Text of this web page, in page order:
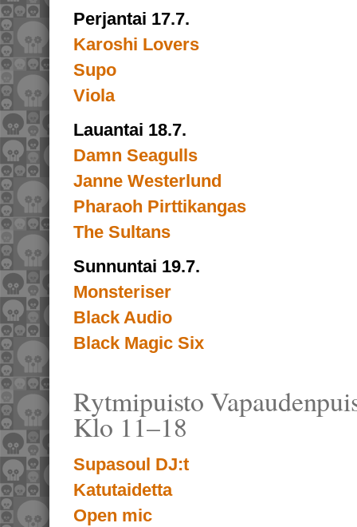
Perjantai 17.7.
Karoshi Lovers
Supo
Viola
Lauantai 18.7.
Damn Seagulls
Janne Westerlund
Pharaoh Pirttikangas
The Sultans
Sunnuntai 19.7.
Monsteriser
Black Audio
Black Magic Six
Rytmipuisto
Klo 11–18
Supasoul DJ:t
Katutaidetta
Open mic